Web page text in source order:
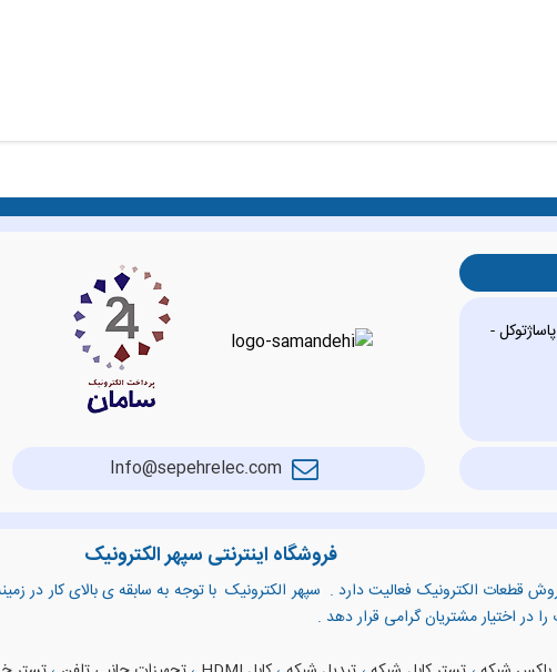
-
Info@sepehrelec.com
فروشگاه اینترنتی سپهر الکترونیک
قطعات الکترونیک فعالیت دارد . سپهر الکترونیک با توجه به سابقه ی بالای کار در
را در اختیار مشتریان گرامی قرار دهد .